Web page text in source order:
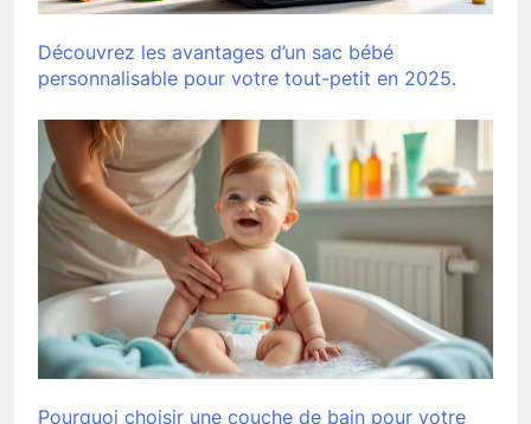
Découvrez les avantages d’un sac bébé
personnalisable pour votre tout-petit en 2025.
Pourquoi choisir une couche de bain pour votre